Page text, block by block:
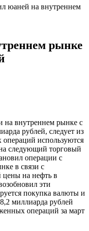
юаней на внутреннем
рынке
на внутреннем рынке с
рублей, следует из
операций используются
на следующий торговый
операции с
в связи с
на нефть в
эти
покупка валюты и
миллиарда рублей
операций за март